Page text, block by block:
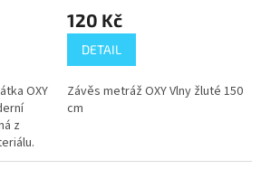
OXY
z
120 Kč
DETAIL
Závěs metráž OXY Vlny žluté 150
cm